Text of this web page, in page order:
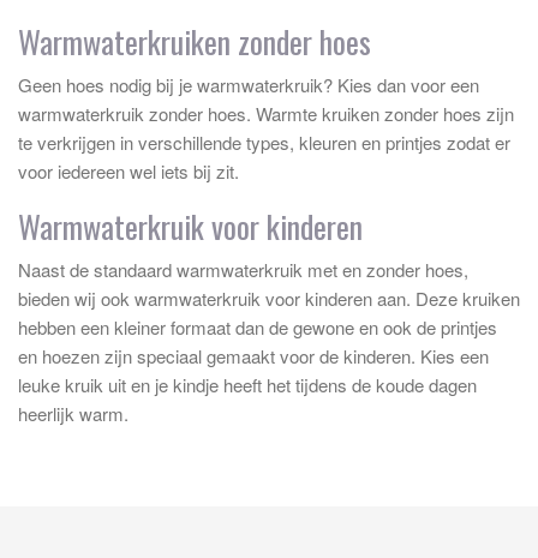
Warmwaterkruiken zonder hoes
Geen hoes nodig bij je warmwaterkruik? Kies dan voor een
warmwaterkruik zonder hoes. Warmte kruiken zonder hoes zijn
te verkrijgen in verschillende types, kleuren en printjes zodat er
voor iedereen wel iets bij zit.
Warmwaterkruik voor kinderen
Naast de standaard warmwaterkruik met en zonder hoes,
bieden wij ook warmwaterkruik voor kinderen aan. Deze kruiken
hebben een kleiner formaat dan de gewone en ook de printjes
en hoezen zijn speciaal gemaakt voor de kinderen. Kies een
leuke kruik uit en je kindje heeft het tijdens de koude dagen
heerlijk warm.